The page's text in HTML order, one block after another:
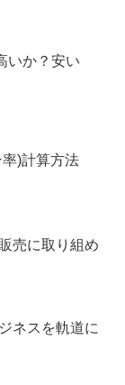
いか？安い
)計算方法
売に取り組め
ネスを軌道に